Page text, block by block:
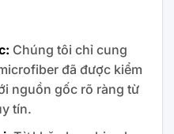
Chúng tôi chỉ cung
đã được kiểm
nguồn gốc rõ ràng từ
tín.